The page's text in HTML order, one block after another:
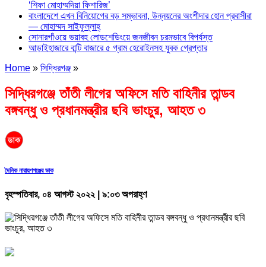
‘শিফা মোহাম্মদিয়া ফিশারিজ’
বাংলাদেশে এখন বিনিয়োগের বড় সম্ভাবনা, উন্নয়নের অংশীদার হোন প্রবাসীরা
— মোহাম্মদ সাইফুল্লাহ্
সোনারগাঁওয়ে ভয়াবহ লোডশেডিংয়ে জনজীবন চরমভাবে বিপর্যস্ত
আড়াইহাজারে বান্টি বাজারে ৫ গ্রাম হেরোইনসহ যুবক গ্রেপ্তার
Home » সিদ্ধিরগঞ্জ »
সিদ্ধিরগঞ্জে তাঁতী লীগের অফিসে মতি বাহিনীর তান্ডব
বঙ্গবন্ধু ও প্রধানমন্ত্রীর ছবি ভাংচুর, আহত ৩
দৈনিক নারায়ণগঞ্জের ডাক
বৃহস্পতিবার, ০৪ আগস্ট ২০২২ | ৯:০৩ অপরাহ্ণ